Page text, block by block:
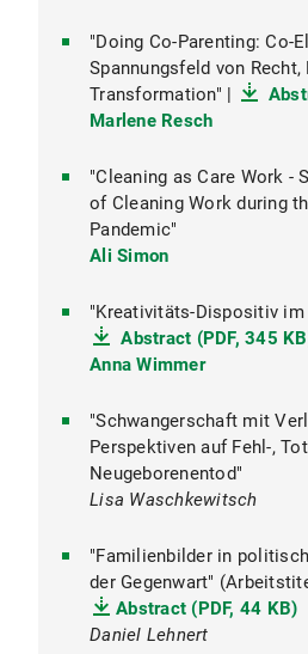
"Doing Co-Parenting: Co-
Spannungsfeld von Recht,
Transformation" |
Marlene Resch
"Cleaning as Care Work -
of Cleaning Work during
Pandemic"
Ali Simon
"Kreativitäts-Dispositiv im
Abstract (PDF, 345
Anna Wimmer
"Schwangerschaft mit
Perspektiven auf Fehl-,
Neugeborenentod"
Lisa Waschkewitsch
"Familienbilder in
der Gegenwart"
Abstract (PDF, 44 KB)
Daniel Lehnert
"Befreiung' und
Wirkung feministischer
zur dritten Welle des
Abstract (PDF, 25 KB)
"Die Emergenz des
Politik der Vereinzelten
Synchronisierung" |
Prof. Dr. Paula-Irene Villa